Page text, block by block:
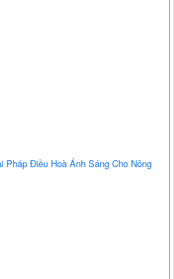
Pháp Điều Hoà Ánh Sáng Cho Nông